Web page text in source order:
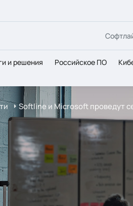
и решения Российское ПО
Softline и Microsoft проведут